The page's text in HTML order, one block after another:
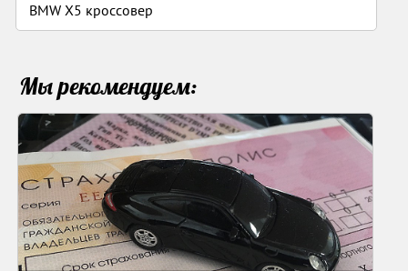
BMW X5 кроссовер
Мы рекомендуем: